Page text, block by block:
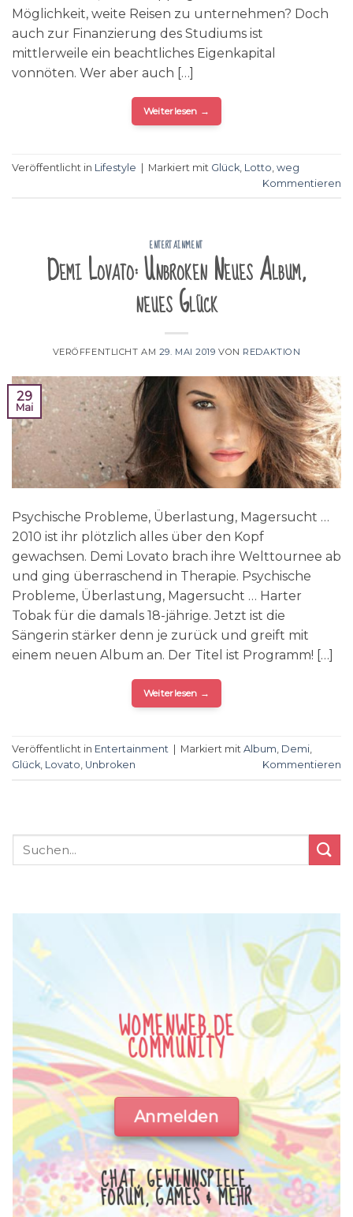
Möglichkeit, weite Reisen zu unternehmen? Doch
auch zur Finanzierung des Studiums ist
mittlerweile ein beachtliches Eigenkapital
vonnöten. Wer aber auch […]
Weiterlesen →
Veröffentlicht in Lifestyle Markiert mit Glück Lotto weg
Kommentieren
ENTERTAINMENT
Demi Lovato: Unbroken Neues Album,
neues Glück
VERÖFFENTLICHT AM 29. MAI 2019 VON REDAKTION
29
Mai
Psychische Probleme, Überlastung, Magersucht …
2010 ist ihr plötzlich alles über den Kopf
gewachsen. Demi Lovato brach ihre Welttournee ab
und ging überraschend in Therapie. Psychische
Probleme, Überlastung, Magersucht … Harter
Tobak für die damals 18-jährige. Jetzt ist die
Sängerin stärker denn je zurück und greift mit
einem neuen Album an. Der Titel ist Programm! […]
Weiterlesen →
Veröffentlicht in Entertainment Markiert mit Album, Demi,
Glück, Lovato, Unbroken Kommentieren
WOMENWEB.DE
COMMUNITY
Anmelden
CHAT, GEWINNSPIELE,
FORUM, GAMES & MEHR